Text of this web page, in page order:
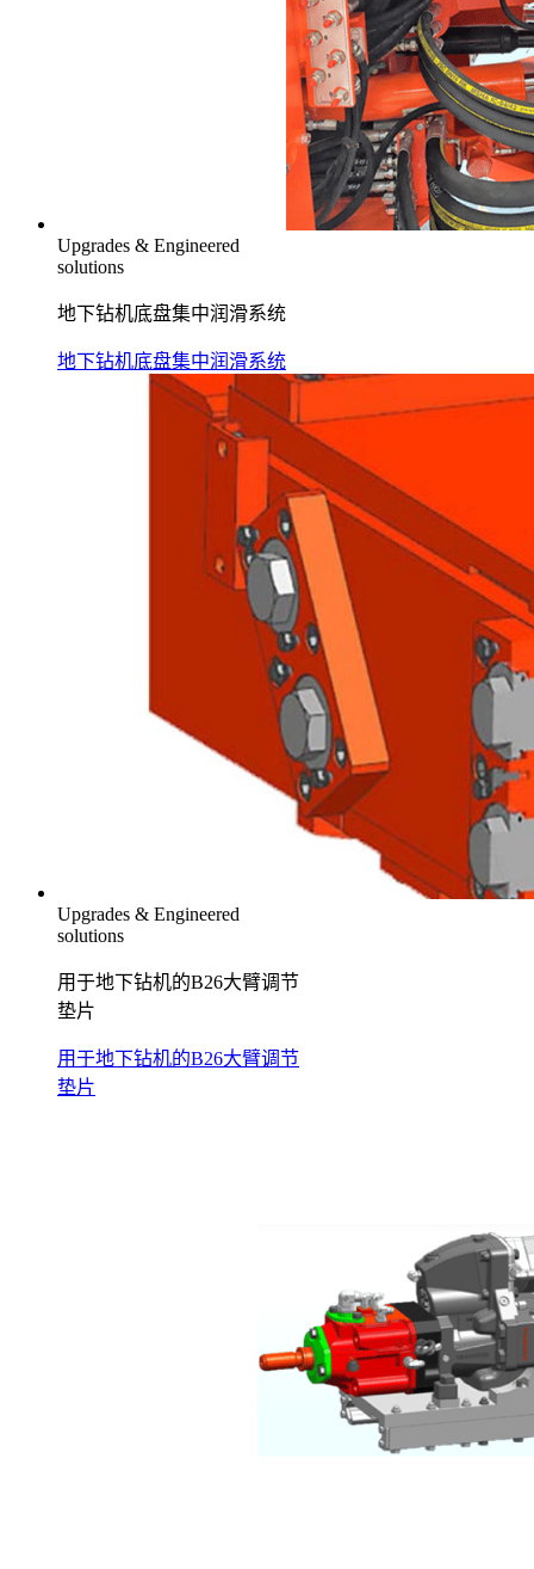
Upgrades & Engineered
solutions
地下钻机底盘集中润滑系统
地下钻机底盘集中润滑系统
Upgrades & Engineered
solutions
用于地下钻机的B26大臂调节
垫片
用于地下钻机的B26大臂调节
垫片